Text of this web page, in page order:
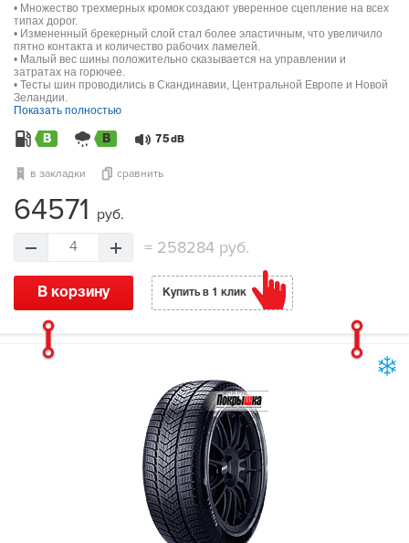
• Множество трехмерных кромок создают уверенное сцепление на всех
типах дорог.
• Измененный брекерный слой стал более эластичным, что увеличило
пятно контакта и количество рабочих ламелей.
• Малый вес шины положительно сказывается на управлении и
затратах на горючее.
• Тесты шин проводились в Скандинавии, Центральной Европе и Новой
Зеландии.
Показать полностью
B B 75 dB
в закладки сравнить
64571 руб.
4 = 258284 руб.
В корзину Купить в 1 клик